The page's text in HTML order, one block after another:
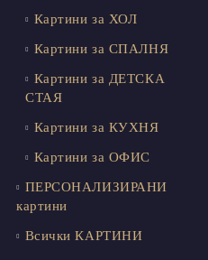
Картини за ХОЛ
Картини за СПАЛНЯ
Картини за ДЕТСКА
СТАЯ
Картини за КУХНЯ
Картини за ОФИС
ПЕРСОНАЛИЗИРАНИ
картини
Всички КАРТИНИ